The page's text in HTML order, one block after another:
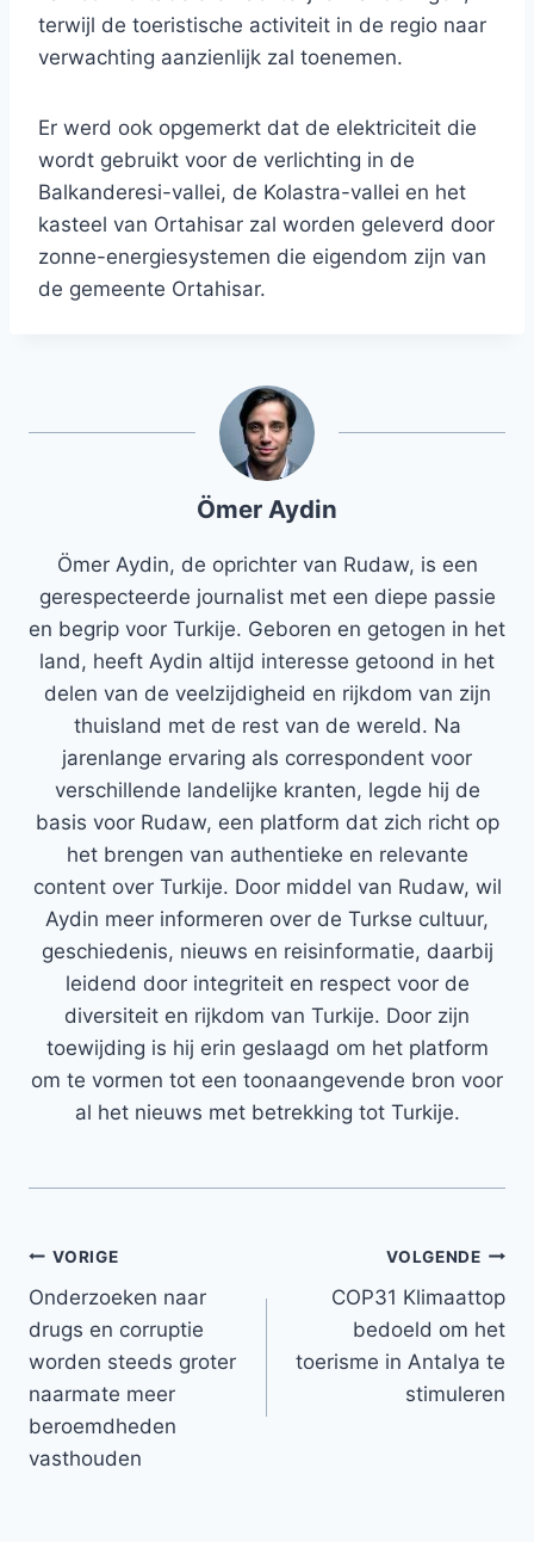
terwijl de toeristische activiteit in de regio naar
verwachting aanzienlijk zal toenemen.
Er werd ook opgemerkt dat de elektriciteit die
wordt gebruikt voor de verlichting in de
Balkanderesi-vallei, de Kolastra-vallei en het
kasteel van Ortahisar zal worden geleverd door
zonne-energiesystemen die eigendom zijn van
de gemeente Ortahisar.
Ömer Aydin
Ömer Aydin, de oprichter van Rudaw, is een
gerespecteerde journalist met een diepe passie
en begrip voor Turkije. Geboren en getogen in het
land, heeft Aydin altijd interesse getoond in het
delen van de veelzijdigheid en rijkdom van zijn
thuisland met de rest van de wereld. Na
jarenlange ervaring als correspondent voor
verschillende landelijke kranten, legde hij de
basis voor Rudaw, een platform dat zich richt op
het brengen van authentieke en relevante
content over Turkije. Door middel van Rudaw, wil
Aydin meer informeren over de Turkse cultuur,
geschiedenis, nieuws en reisinformatie, daarbij
leidend door integriteit en respect voor de
diversiteit en rijkdom van Turkije. Door zijn
toewijding is hij erin geslaagd om het platform
om te vormen tot een toonaangevende bron voor
al het nieuws met betrekking tot Turkije.
Bericht
navigatie
VORIGE
Onderzoeken naar
drugs en corruptie
worden steeds groter
naarmate meer
beroemdheden
vasthouden
VOLGENDE
COP31 Klimaattop
bedoeld om het
toerisme in Antalya te
stimuleren